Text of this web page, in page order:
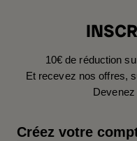
10€ de réduction
Et recevez nos offres,
Créez votre